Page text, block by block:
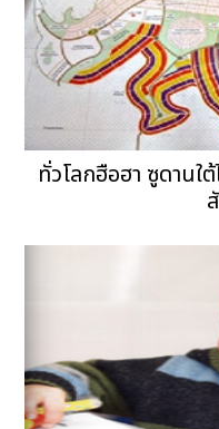
ทั่วโลกฮือฮา ซูดานใ